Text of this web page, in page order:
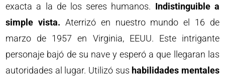
exacta a la de los seres humanos. Indistinguible a
simple vista. Aterrizó en nuestro mundo el 16 de
marzo de 1957 en Virginia, EEUU. Este intrigante
personaje bajó de su nave y esperó a que llegaran las
autoridades al lugar. Utilizó sus habilidades mentales